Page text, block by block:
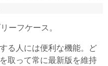
ーフケース。
る人には便利な機能。ど
取って常に最新版を維持